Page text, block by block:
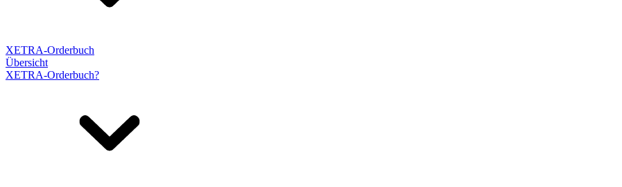
XETRA-Orderbuch
Übersicht
XETRA-Orderbuch?